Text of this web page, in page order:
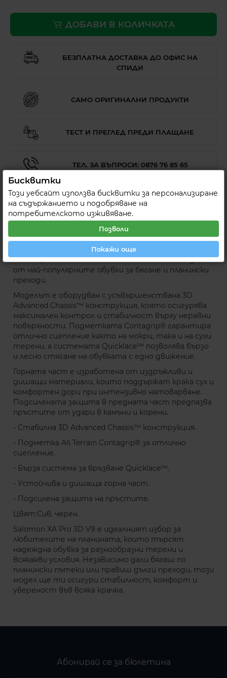
ДОБАВИ В КОЛИЧКАТА
БЕЗПЛАТНА ДОСТАВКА ДО ОФИС НА
СПИДИ
САМО ОРИГИНАЛНИ ПРОДУКТИ
ТЕСТ И ПРЕГЛЕД ПРЕДИ ПЛАЩАНЕ
ТЕЛ. ЗА ВЪПРОСИ: 0876 76 85 65
ОПИСАНИЕ СПЕЦИФИКАЦИЯ
Открий стабилност, комфорт и сигурност при
всяко приключение с Salomon XA Pro 3D V9 – една
от най-популярните обувки за бягане и планински
преходи.
Моделът е оборудван с усъвършенствана 3D
Advanced Chassis™ конструкция, която осигурява
максимален контрол и стабилност върху неравни
повърхности. Подметката Contagrip® гарантира
отлично сцепление както на мокри, така и на сухи
терени, а системата Quicklace™ позволява бързо
и лесно стягане на обувката с едно движение.
Горната част е изработена от издръжливи и
дишащи материали, които поддържат крака сух и
комфортен дори при интензивно натоварване.
Подсилената защита в предната част предпазва
пръстите от удари в камъни и корени.
- Стабилна 3D Advanced Chassis™ конструкция.
- Подметка All Terrain Contagrip® за отлично
сцепление.
- Бърза система за връзване Quicklace™.
- Устойчива и дишаща горна част.
- Подсилена защита на пръстите.
Цвят:Сив, черен.
Salomon XA Pro 3D V9 е идеалният избор за
любителите на планината, които търсят
надеждна обувка за разнообразни терени и
всякакви условия. Независимо дали бягаш по
планински пътеки или правиш дълги преходи, този
модел ще ти осигури стабилност, комфорт и
увереност във всяка крачка.
Абонирай се за бюлетина
Бисквитки
Този уебсайт използва бисквитки за персонализиране
на съдържанието и подобряване на
потребителското изживяване.
Позволи
Покажи още